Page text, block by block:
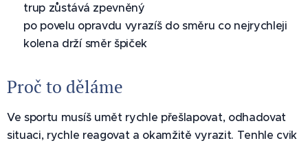
✅ trup zůstává zpevněný
✅ po povelu opravdu vyrazíš do směru co nejrychleji
✅ kolena drží směr špiček
Proč to děláme
Ve sportu musíš umět rychle přešlapovat, odhadovat
situaci, rychle reagovat a okamžitě vyrazit. Tenhle cvik